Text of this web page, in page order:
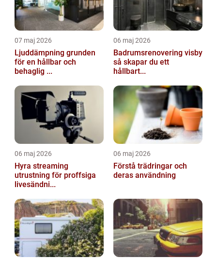
07 maj 2026
Ljuddämpning grunden
för en hållbar och
behaglig ...
06 maj 2026
Badrumsrenovering visby
så skapar du ett
hållbart...
06 maj 2026
Hyra streaming
utrustning för proffsiga
livesändni...
06 maj 2026
Förstå trädringar och
deras användning